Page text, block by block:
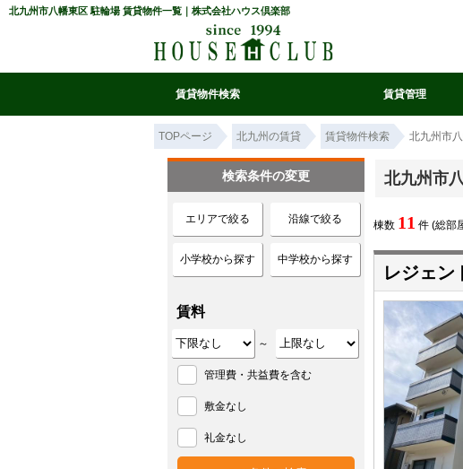
北九州市八幡東区 駐輪場 賃貸物件一覧｜株式会社ハウス倶楽部
賃貸物件検索
条件検索
お気に入り
閲覧履歴
マイ条件リスト
賃貸管理
TOPページ 北九州の賃貸 賃貸物件検索 北九州市
北九州市
棟数 11 件 (総部
レジェン
検索条件の変更
エリアで絞る 沿線で絞る
小学校から探す 中学校から探す
賃料
～
管理費・共益費を含む
敷金なし
礼金なし